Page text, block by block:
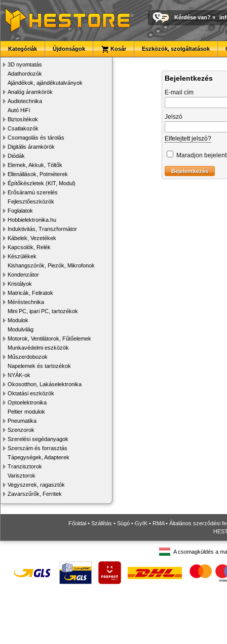
Kérdése van? »
Kategóriák Újdonságok Kosár Eszközök, szolgáltatások
3D nyomtatás
Adathordozók
Ajándékok, ajándékutalványok
Analóg áramkörök
Audiotechnika
Autó HiFi
Biztosítékok
Csatlakozók
Csomagolás és tárolás
Digitális áramkörök
Diódák
Elemek, Akkuk, Töltők
Ellenállások, Potméterek
Építőkészletek (KIT, Modul)
Erősáramú szerelés
Fejlesztőeszközök
Foglalatok
Hobbielektronika.hu
Induktivitás, Transzformátor
Kábelek, Vezetékek
Kapcsolók, Relék
Készülékek
Kishangszórók, Piezók, Mikrofonok
Kondenzátor
Kristályok
Matricák, Feliratok
Méréstechnika
Mini PC, ipari PC, tartozékok
Modulok
Modulvilág
Motorok, Ventilátorok, Fűtőelemek
Munkavédelmi eszközök
Műszerdobozok
Napelemek és tartozékok
NYÁK-ok
Okosotthon, Lakáselektronika
Oktatási eszközök
Optoelektronika
Peltier modulok
Pneumatika
Szenzorok
Szerelési segédanyagok
Szerszám és forrasztás
Tápegységek, Adapterek
Tranzisztorok
Varisztorok
Vegyszerek, ragasztók
Zavarszűrők, Ferritek
Bejelentkezés
E-mail cím
Jelszó
Elfelejtett jelszó?
Maradjon
Főoldal • Szállítás • Súgó • GyIK • RMA• Általános szerződési
A csomagküldés a